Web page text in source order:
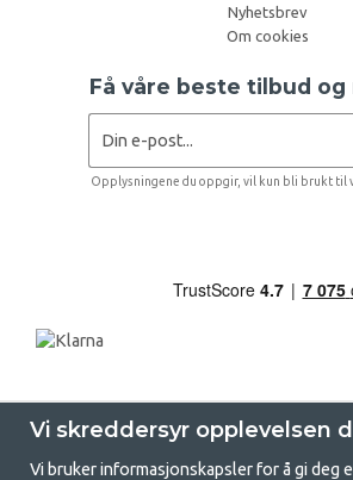
Nyhetsbrev
Om cookies
Få våre beste tilbud
Opplysningene du oppgir, vil kun bli brukt til
Vi skreddersyr opplevelsen
Vi bruker informasjonskapsler for å gi deg